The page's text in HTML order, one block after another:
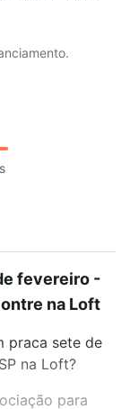
fevereiro -
na Loft
praca sete de
na Loft?
para